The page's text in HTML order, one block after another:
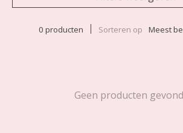
0 producten Sorteren op Meest
Geen producten